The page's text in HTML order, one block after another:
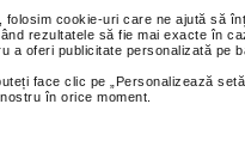
cookie-uri care ne ajută să
rezultatele să fie mai exacte în
oferi publicitate personalizată pe
face clic pe „Personalizează
în orice moment.
20
banale, infectiile respiratorii
un factor de risc pentru pacientii cu